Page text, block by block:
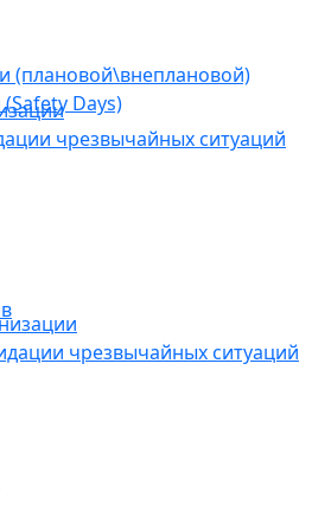
чрезвычайных ситуаций
(плановой\внеплановой)
Days)
чрезвычайных ситуаций